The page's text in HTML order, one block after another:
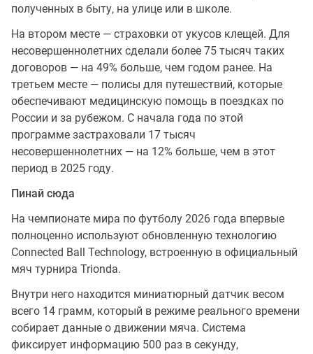
полученных в быту, на улице или в школе.
На втором месте — страховки от укусов клещей. Для
несовершеннолетних сделали более 75 тысяч таких
договоров — на 49% больше, чем годом ранее. На
третьем месте — полисы для путешествий, которые
обеспечивают медицинскую помощь в поездках по
России и за рубежом. С начала года по этой
программе застраховали 17 тысяч
несовершеннолетних — на 12% больше, чем в этот
период в 2025 году.
Пинай сюда
На чемпионате мира по футболу 2026 года впервые
полноценно используют обновленную технологию
Connected Ball Technology, встроенную в официальный
мяч турнира Trionda.
Внутри него находится миниатюрный датчик весом
всего 14 грамм, который в режиме реального времени
собирает данные о движении мяча. Система
фиксирует информацию 500 раз в секунду,